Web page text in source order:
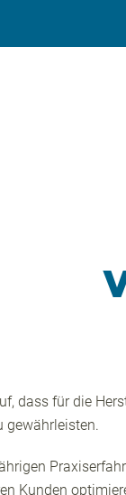
dass für die
gewährleisten.
Kunden